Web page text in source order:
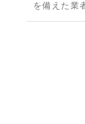
を備えた業